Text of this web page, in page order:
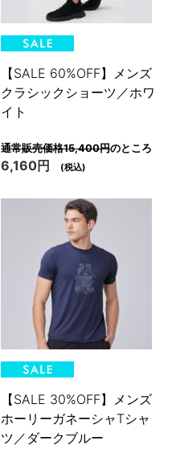
【SALE 60%OFF】メンズ
クラシックショーツ／ホワ
イト
通常販売価格15,400円のところ
6,160円 (税込)
【SALE 30%OFF】メンズ
ホーリーガネーシャTシャ
ツ／ダークブルー